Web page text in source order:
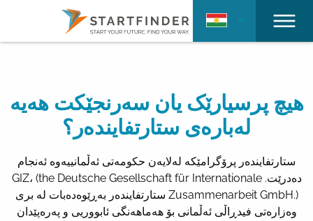
هیچ پرسیارێک یان سەرنجێکت هەیە
لەبارەی ستارتفایندەر؟
ستارتفایندەر پرۆگرامێکە لەلایەن حکومەتی ئەڵمانییەوە ئەنجام
دەدرێت. GIZ، (the Deutsche Gesellschaft für Internationale
Zusammenarbeit GmbH.) ستارتفایندەر بەڕێوەدەبات لە بری
وەزارەتی فیدڕاڵی ئەڵمانی بۆ هەماهەنگی ئابووریی و پەرەپێدان